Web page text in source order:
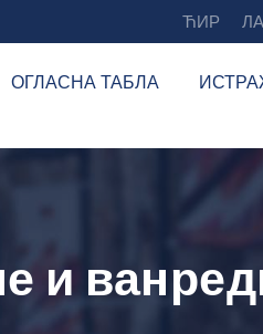
ЋИР
ОГЛАСНА ТАБЛА
и